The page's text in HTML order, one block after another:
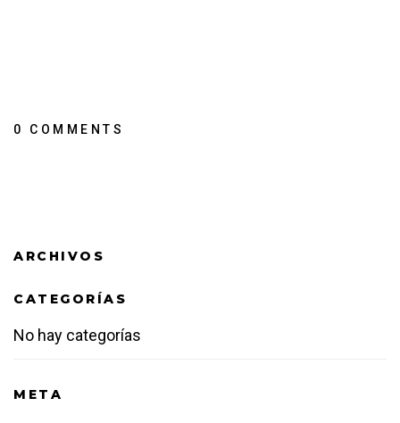
0 COMMENTS
ARCHIVOS
CATEGORÍAS
No hay categorías
META